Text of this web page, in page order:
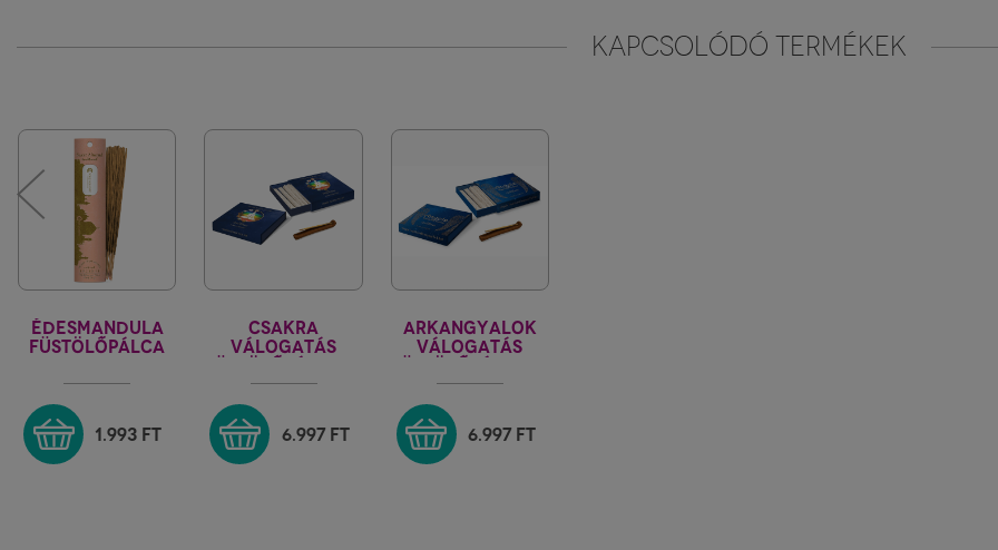
KAPCSOLÓDÓ TERMÉKEK
ÉDESMANDULA
FÜSTÖLŐPÁLCA
1.993 FT
CSAKRA
VÁLOGATÁS
TARTÓVAL
6.997 FT
ARKANGYALOK
VÁLOGATÁS
TARTÓVAL
6.997 FT